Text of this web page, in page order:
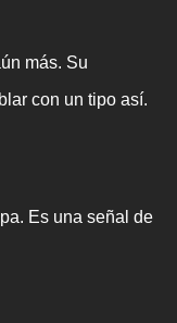
más. Su
con un tipo así.
Es una señal de